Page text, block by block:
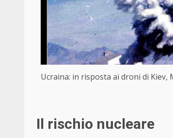
Ucraina: in risposta ai droni di
Il rischio nucleare